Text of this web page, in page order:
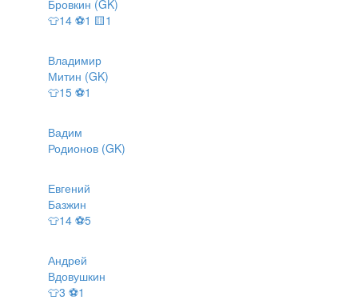
Бровкин (GK)
👕14 ⚽1 🟨1
Владимир
Митин (GK)
👕15 ⚽1
Вадим
Родионов (GK)
Евгений
Базжин
👕14 ⚽5
Андрей
Вдовушкин
👕3 ⚽1